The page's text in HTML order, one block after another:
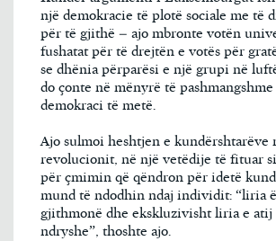
një demokracie të plotë sociale me të
për të gjithë – ajo mbronte votën
fushatat për të drejtën e votës për
se dhënia përparësi e një grupi në
do çonte në mënyrë të
demokraci të metë.
Ajo sulmoi heshtjen e kundërshtarëve
revolucionit, në një vetëdije të fituar
për çmimin që qëndron për idetë
mund të ndodhin ndaj individit: “liria
gjithmonë dhe ekskluzivisht liria e atij
ndryshe”, thoshte ajo.